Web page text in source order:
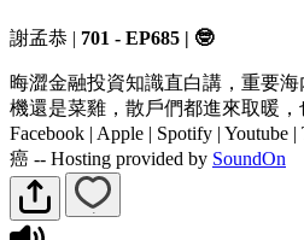
謝孟恭 | 701 - EP685 | 🤓
晦澀金融投資知識直白講，重要
機還是菜雞，散戶們都進來取暖，
Facebook | Apple | Spotify | Youtube
癌 -- Hosting provided by SoundOn